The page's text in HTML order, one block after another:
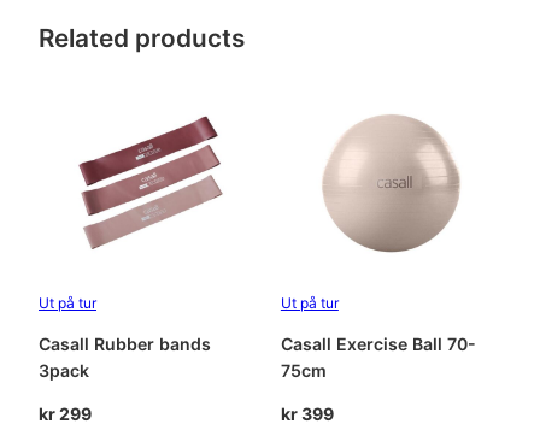
pRelated products
Ut på tur
Casall Rubber bands
3pack
kr299
Ut på tur
Casall Exercise Ball 70-
75cm
kr399